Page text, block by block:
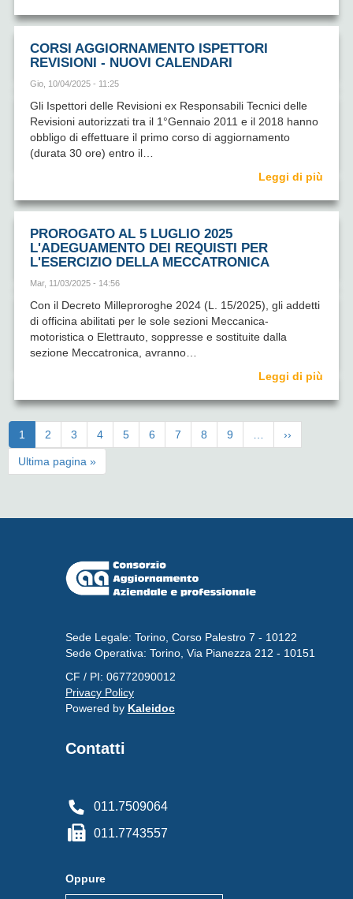
CORSI AGGIORNAMENTO ISPETTORI
REVISIONI - NUOVI CALENDARI
Gio, 10/04/2025 - 11:25
Gli Ispettori delle Revisioni ex Responsabili Tecnici delle
Revisioni autorizzati tra il 1°Gennaio 2011 e il 2018 hanno
obbligo di effettuare il primo corso di aggiornamento
(durata 30 ore) entro il…
Leggi di più
PROROGATO AL 5 LUGLIO 2025
L'ADEGUAMENTO DEI REQUISTI PER
L'ESERCIZIO DELLA MECCATRONICA
Mar, 11/03/2025 - 14:56
Con il Decreto Milleproroghe 2024 (L. 15/2025), gli addetti
di officina abilitati per le sole sezioni Meccanica-
motoristica o Elettrauto, soppresse e sostituite dalla
sezione Meccatronica, avranno…
Leggi di più
Paginazione
Pagina
attuale
1 Page
2 Page
3 Page
4 Page
5 Page
6 Page
7 Page
8 Page
9
Pagina
successiva
››
Ultima
pagina
Ultima pagina »
Sede Legale: Torino, Corso Palestro 7 - 10122
Sede Operativa: Torino, Via Pianezza 212 - 10151
CF / PI: 06772090012
Privacy Policy
Powered by Kaleidoc
Contatti
011.7509064
011.7743557
Oppure